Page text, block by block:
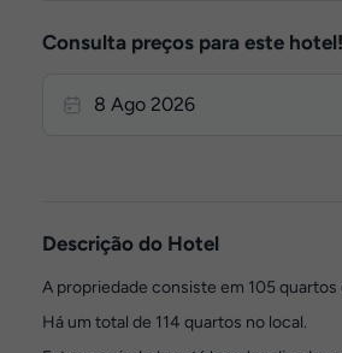
Consulta preços para este hotel!
Descrição do Hotel
A propriedade consiste em 105
Há um total de 114 quartos no local.